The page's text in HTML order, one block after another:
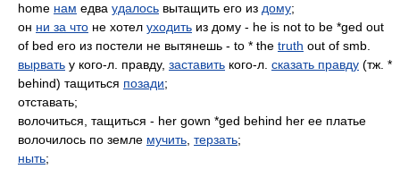
home нам едва удалось вытащить его из дому;
он ни за что не хотел уходить из дому - he is not to be *ged out
of bed его из постели не вытянешь - to * the truth out of smb.
вырвать у кого-л. правду, заставить кого-л. сказать правду (тж. *
behind) тащиться позади;
отставать;
волочиться, тащиться - her gown *ged behind her ее платье
волочилось по земле мучить терзать;
ныть;